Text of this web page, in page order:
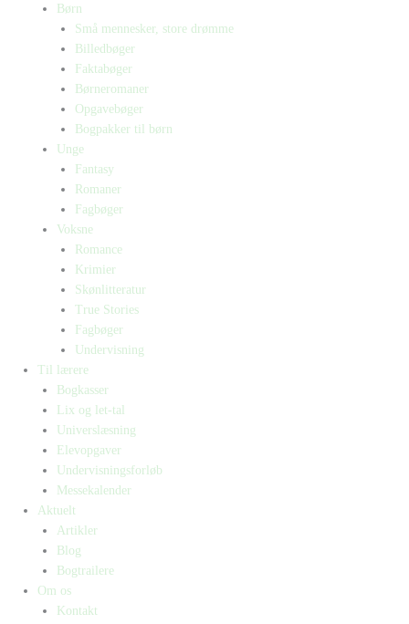
Børn
Små mennesker, store drømme
Billedbøger
Faktabøger
Børneromaner
Opgavebøger
Bogpakker til børn
Unge
Fantasy
Romaner
Fagbøger
Voksne
Romance
Krimier
Skønlitteratur
True Stories
Fagbøger
Undervisning
Til lærere
Bogkasser
Lix og let-tal
Universlæsning
Elevopgaver
Undervisningsforløb
Messekalender
Aktuelt
Artikler
Blog
Bogtrailere
Om os
Kontakt